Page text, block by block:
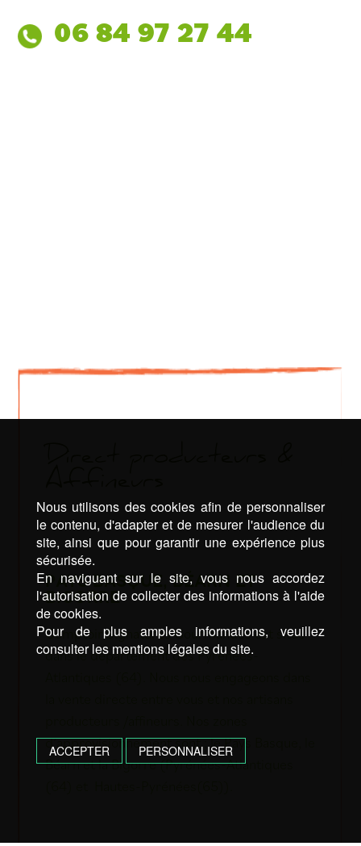
06 84 97 27 44
PAYS BASQUE, BÉARN ET
BIGORRE
Comptoir Signatures Gourmandes est situé
dans le département des Pyrénées-
d’approvisionnement sont : le Pays Basque, le
Béarn et la Bigorre (Pyrénées-Atlantiques
Nous utilisons des cookies afin de personnaliser
le contenu, d'adapter et de mesurer l'audience du
site, ainsi que pour garantir une expérience plus
sécurisée.
En naviguant sur le site, vous nous accordez
l'autorisation de collecter des informations à l'aide
de cookies.
Pour de plus amples informations, veuillez
consulter les mentions légales du site.
ACCEPTER PERSONNALISER